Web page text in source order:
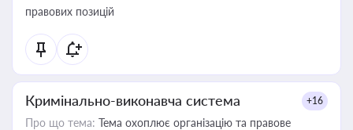
правових позицій
Кримінально-виконавча система +16
Про що тема: Тема охоплює організацію та правове